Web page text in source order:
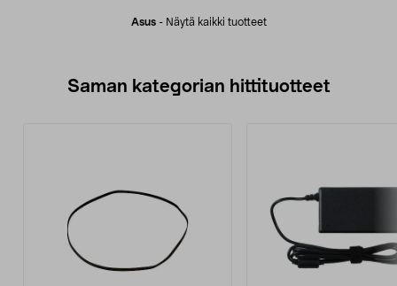
Asus- Näytä kaikki tuotteet
Saman kategorian hittituotteet